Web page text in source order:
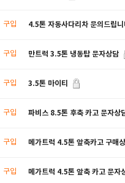
구입 4.5톤 자동사다리차 문의드립니
구입 만트럭 3.5톤 냉동탑 문자상담
구입 3.5톤 마이티
구입 파비스 8.5톤 후축 카고 문자상
구입 메가트럭 4.5톤 앞축카고 구매
구입 메가트럭 4.5톤 앞축 카고 문자